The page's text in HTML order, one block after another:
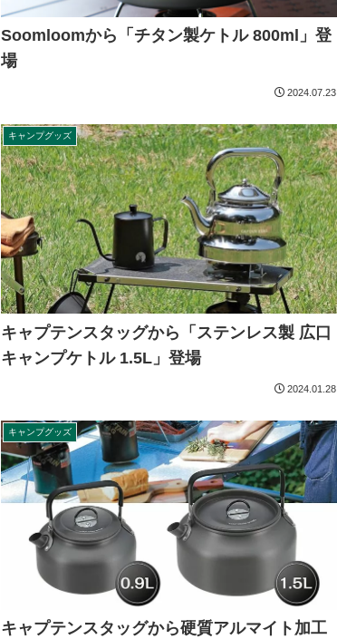
Soomloomから「チタン製ケトル 800ml」登
場
2024.07.23
キャンプグッズ
キャプテンスタッグから「ステンレス製 広口
キャンプケトル 1.5L」登場
2024.01.28
キャンプグッズ
キャプテンスタッグから硬質アルマイト加工